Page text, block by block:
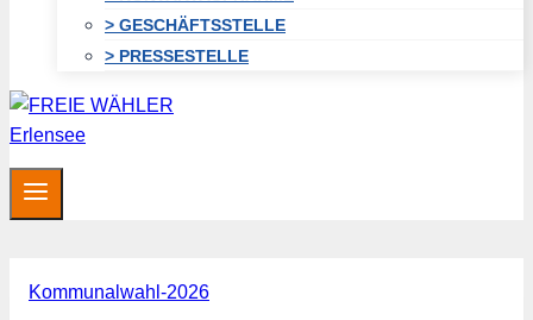
> GESCHÄFTSSTELLE
> PRESSESTELLE
Kommunalwahl-2026